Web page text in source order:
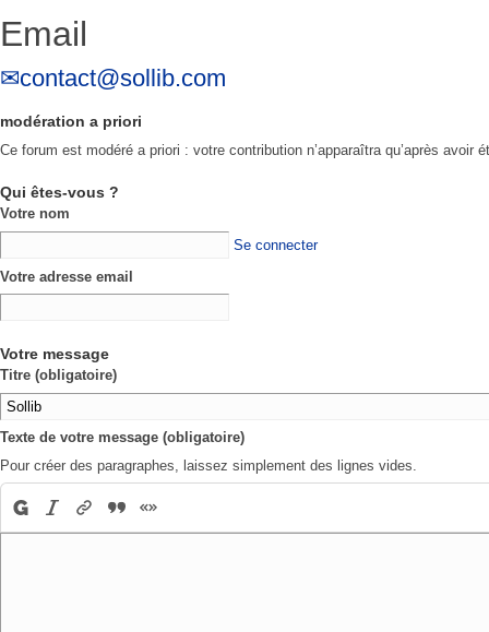
Email
contact@sollib.com
modération a priori
Ce forum est modéré a priori : votre contribution n’apparaîtra qu’après avoir
Qui êtes-vous ?
Votre nom
Se connecter
Votre adresse email
Votre message
Titre (obligatoire)
Texte de votre message (obligatoire)
Pour créer des paragraphes, laissez simplement des lignes vides.